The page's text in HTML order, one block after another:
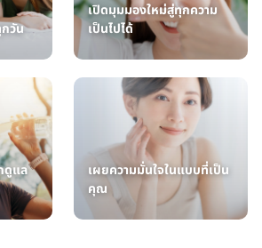
วัน
เปิดมุมมองใหม่สู่ทุกความ
เป็นไปได้
ดูแล
เผยความมั่นใจในแบบที่เป็น
คุณ